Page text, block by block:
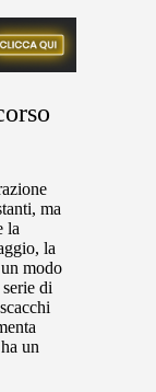
ma
la
la
modo
di
un